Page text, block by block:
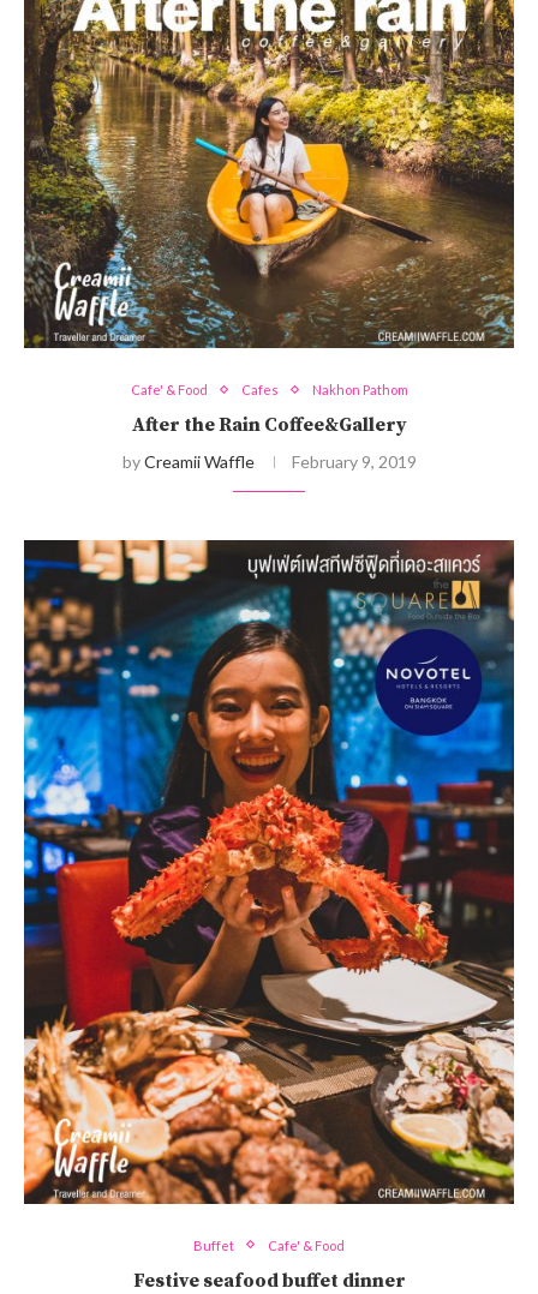
Cafe' & Food Cafes Nakhon Pathom
After the Rain Coffee&Gallery
byCreamii Waffle February 9, 2019
Buffet Cafe' & Food
Festive seafood buffet dinner